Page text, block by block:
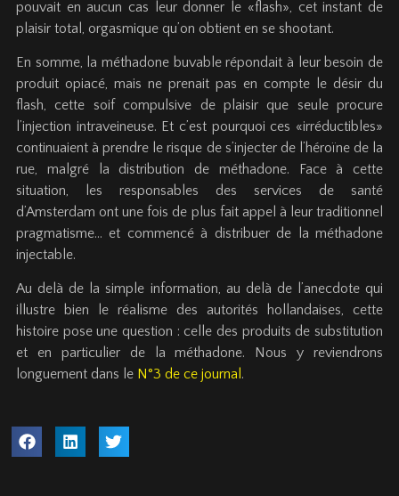
pouvait en aucun cas leur donner le «flash», cet instant de
plaisir total, orgasmique qu’on obtient en se shootant.
En somme, la méthadone buvable répondait à leur besoin de
produit opiacé, mais ne prenait pas en compte le désir du
flash, cette soif compulsive de plaisir que seule procure
l’injection intraveineuse. Et c’est pourquoi ces «irréductibles»
continuaient à prendre le risque de s’injecter de l’héroïne de la
rue, malgré la distribution de méthadone. Face à cette
situation, les responsables des services de santé
d’Amsterdam ont une fois de plus fait appel à leur traditionnel
pragmatisme… et commencé à distribuer de la méthadone
injectable.
Au delà de la simple information, au delà de l’anecdote qui
illustre bien le réalisme des autorités hollandaises, cette
histoire pose une question : celle des produits de substitution
et en particulier de la méthadone. Nous y reviendrons
longuement dans le N°3 de ce journal .